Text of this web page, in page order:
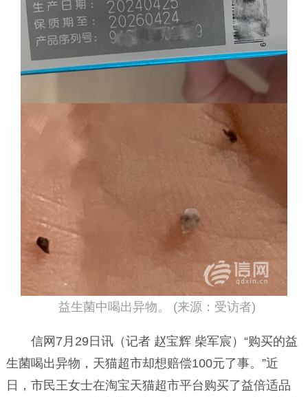
益生菌中喝出异物。 (来源：受访者)
信网7月29日讯（记者 赵宝辉 柴军宸）“购买的益
生菌喝出异物，天猫超市却想赔偿100元了事。”近
日，市民王女士在淘宝天猫超市平台购买了益倍适品